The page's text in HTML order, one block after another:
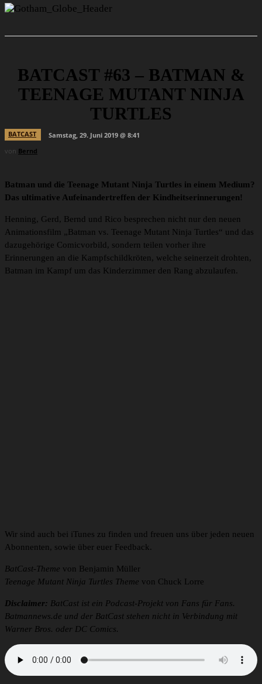
BATCAST #63 – BATMAN &
TEENAGE MUTANT NINJA
TURTLES
BATCAST
Samstag, 29. Juni 2019 @ 8:41
von Bernd
Batman und die Teenage Mutant Ninja Turtles in einem Medium?
Das ultimative Aufeinandertreffen der Kindheitserinnerungen!
Henning, Gerd, Bernd und Rico besprechen nicht nur den neuen
Animationsfilm „Batman vs. Teenage Mutant Ninja Turtles“ und das
dazugehörige Comicvorbild, sondern teilen vorher ihre
Erinnerungen an die Kampfschildkröten, welche seinerzeit drohten,
Batman im Kampf um das Kinderzimmer den Rang abzulaufen.
Wir sind auch bei iTunes zu finden und freuen uns über jeden neuen
Abonnenten, sowie über euer Feedback.
BatCast-Theme von Benjamin Müller
Teenage Mutant Ninja Turtles Theme von Chuck Lorre
Disclaimer: BatCast ist ein Podcast-Projekt von Fans für Fans.
Batmannews.de und der BatCast stehen nicht in Verbindung mit
Warner Bros. oder DC Comics.